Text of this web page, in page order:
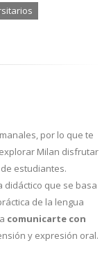
por lo que te
Milan disfrutar
estudiantes.
que se basa
de la lengua
comunicarte con
y expresión oral.